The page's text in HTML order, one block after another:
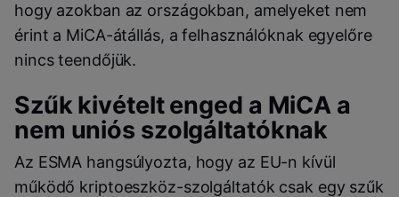
hogy azokban az országokban, amelyeket nem
érint a MiCA-átállás, a felhasználóknak egyelőre
nincs teendőjük.
Szűk kivételt enged a MiCA a
nem uniós szolgáltatóknak
Az ESMA hangsúlyozta, hogy az EU-n kívül
működő kriptoeszköz-szolgáltatók csak egy szűk